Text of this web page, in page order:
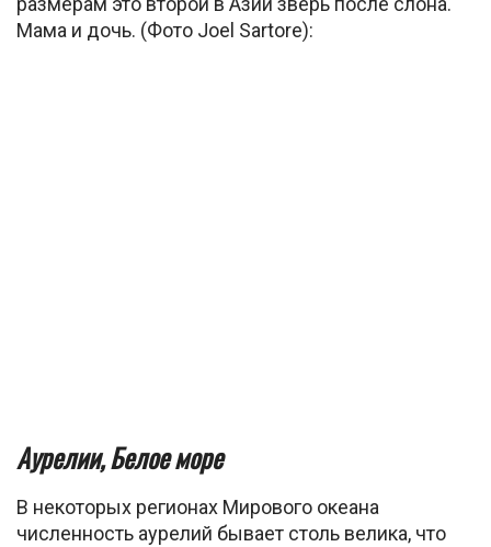
Мама и дочь. (Фото Joel Sartore):
Аурелии, Белое море
В некоторых регионах Мирового океана
численность аурелий бывает столь велика, что